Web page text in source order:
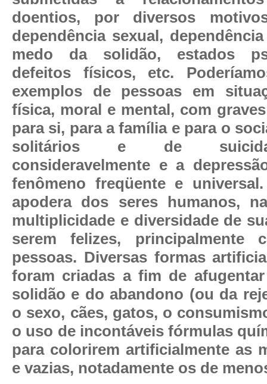
doentios, por diversos
dependência sexual,
medo da solidão, estados
defeitos físicos, etc.
exemplos de pessoas em
física, moral e mental, com
para si, para a família e para o
solitários e de
consideravelmente e a
fenômeno freqüente e
apodera dos seres humanos,
multiplicidade e diversidade de
serem felizes, principalmente
pessoas. Diversas formas
foram criadas a fim de
solidão e do abandono (ou da
o sexo, cães, gatos, o
o uso de incontáveis fórmulas
para colorirem artificialmente as
e vazias, notadamente os de